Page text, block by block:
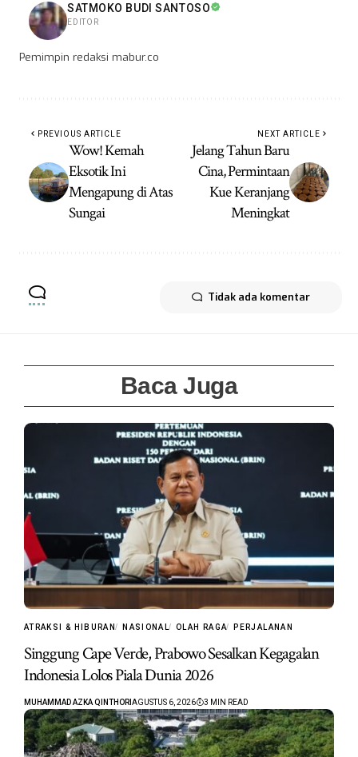
SATMOKO BUDI SANTOSO
EDITOR
Pemimpin redaksi mabur.co
PREVIOUS ARTICLE
Wow! Kemah
Eksotik Ini
Mengapung di Atas
Sungai
NEXT ARTICLE
Jelang Tahun Baru
Cina, Permintaan
Kue Keranjang
Meningkat
Tidak ada komentar
Baca Juga
ATRAKSI & HIBURAN NASIONAL OLAH RAGA PERJALANAN
Singgung Cape Verde, Prabowo Sesalkan Kegagalan
Indonesia Lolos Piala Dunia 2026
MUHAMMAD AZKA QINTHORI AGUSTUS 6, 2026 3 MIN READ